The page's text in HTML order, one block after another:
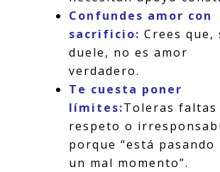
Confundes amor con
sacrificio: Crees que,
duele, no es amor
verdadero.
Te cuesta poner
límites:Toleras faltas
respeto o
porque “está pasando
un mal momento”.